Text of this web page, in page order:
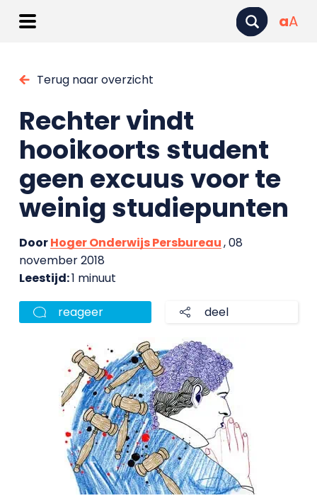
aA
Terug naar overzicht
Rechter vindt
hooikoorts student
geen excuus voor te
weinig studiepunten
DoorHoger Onderwijs Persbureau, 08
november 2018
Leestijd:1 minuut
reageer deel